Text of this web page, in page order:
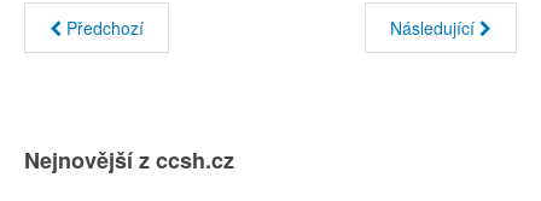
Předchozí Následující
Nejnovější z ccsh.cz